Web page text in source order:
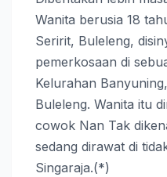
Wanita berusia 18
Seririt, Buleleng,
pemerkosaan di
Kelurahan
Buleleng. Wanita itu
cowok Nan Tak
sedang dirawat di
Singaraja.(*)